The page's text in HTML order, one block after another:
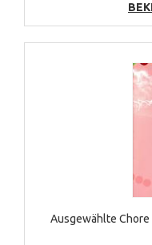
Ausgewählte Chore